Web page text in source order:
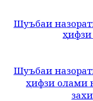
Шуъбаи
ҳифзи
Шуъбаи
ҳифзи олами